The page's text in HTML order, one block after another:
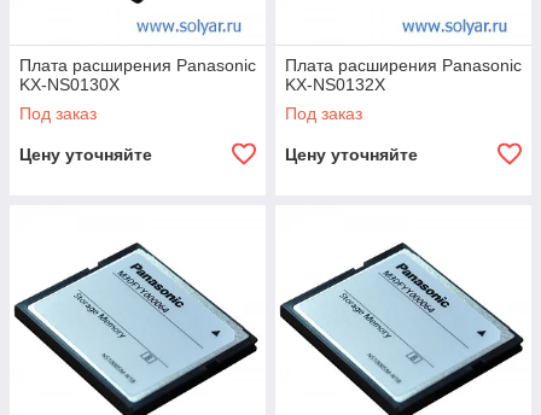
Плата расширения Panasonic
KX-NS0130X
Под заказ
Цену уточняйте
Плата расширения Panasonic
KX-NS0132X
Под заказ
Цену уточняйте